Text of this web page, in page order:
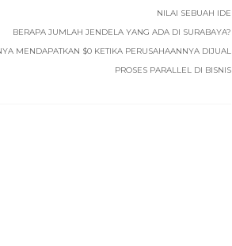
NILAI SEBUAH IDE
BERAPA JUMLAH JENDELA YANG ADA DI SURABAYA?
MENDAPATKAN $0 KETIKA PERUSAHAANNYA DIJUAL
PROSES PARALLEL DI BISNIS